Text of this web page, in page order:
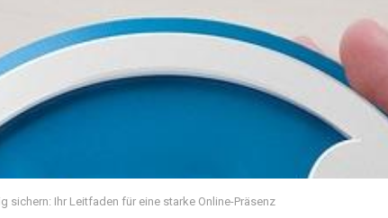
sichern: Ihr Leitfaden für eine starke Online-Präsenz